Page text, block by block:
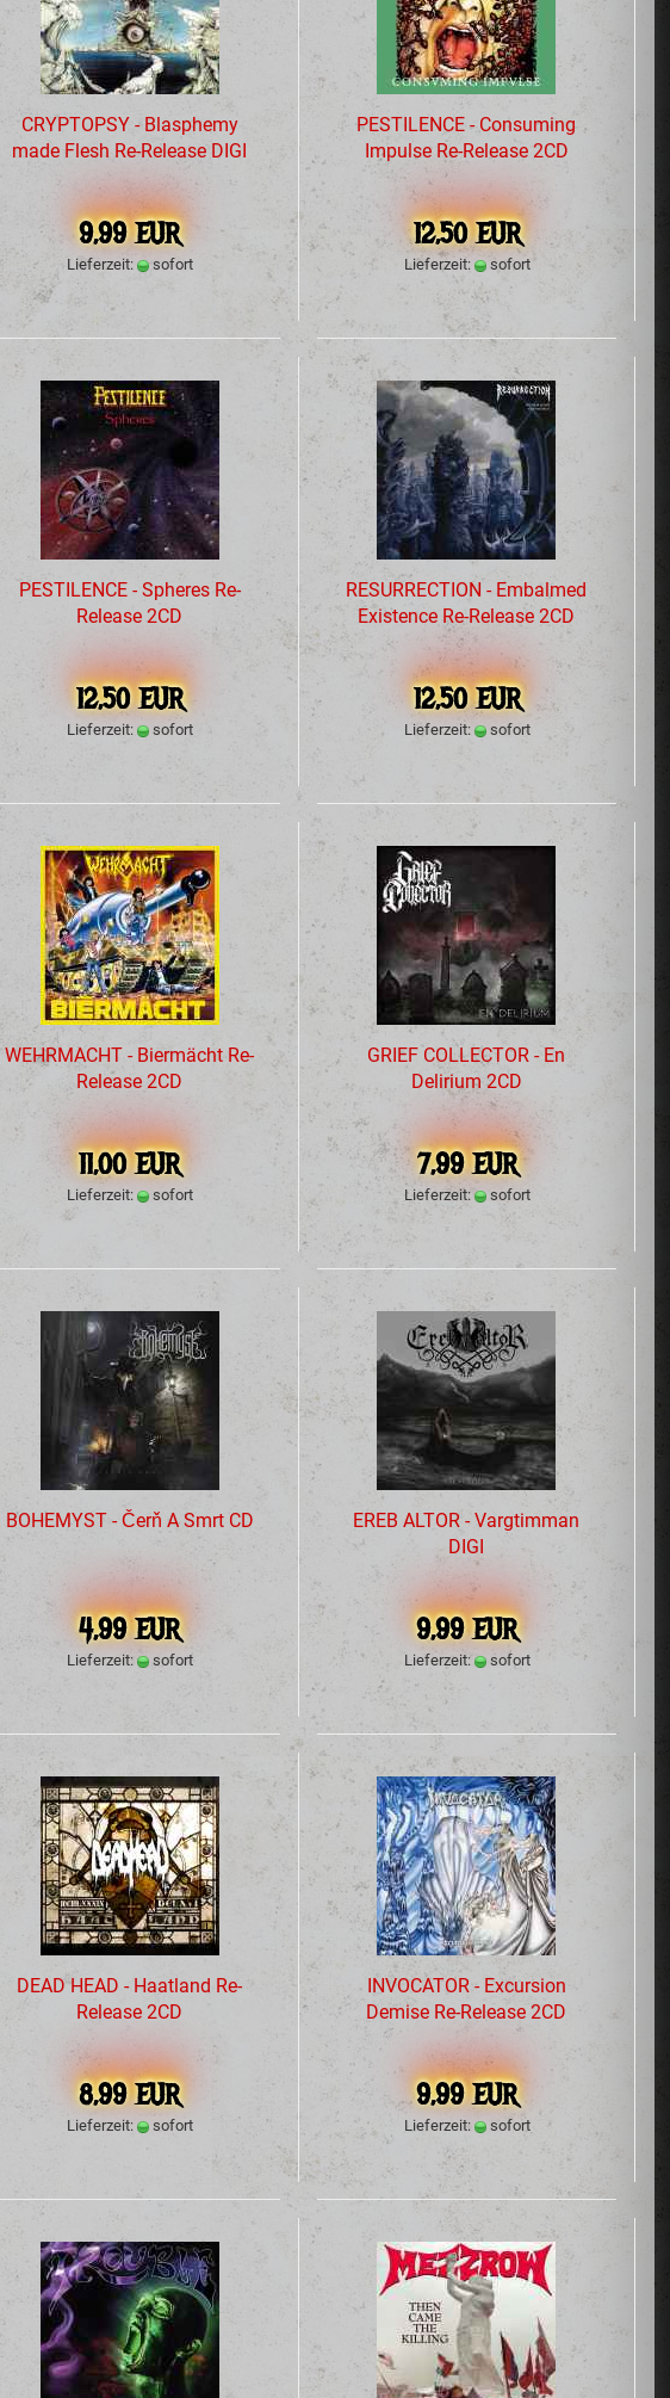
CRYPTOPSY - Blasphemy
made Flesh Re-Release DIGI
9,99 EUR
Lieferzeit: sofort
PESTILENCE - Consuming
Impulse Re-Release 2CD
12,50 EUR
Lieferzeit: sofort
PESTILENCE - Spheres Re-
Release 2CD
12,50 EUR
Lieferzeit: sofort
RESURRECTION - Embalmed
Existence Re-Release 2CD
12,50 EUR
Lieferzeit: sofort
WEHRMACHT - Biermächt Re-
Release 2CD
11,00 EUR
Lieferzeit: sofort
GRIEF COLLECTOR - En
Delirium 2CD
7,99 EUR
Lieferzeit: sofort
BOHEMYST - Čerň A Smrt CD
4,99 EUR
Lieferzeit: sofort
EREB ALTOR - Vargtimman
DIGI
9,99 EUR
Lieferzeit: sofort
DEAD HEAD - Haatland Re-
Release 2CD
8,99 EUR
Lieferzeit: sofort
INVOCATOR - Excursion
Demise Re-Release 2CD
9,99 EUR
Lieferzeit: sofort